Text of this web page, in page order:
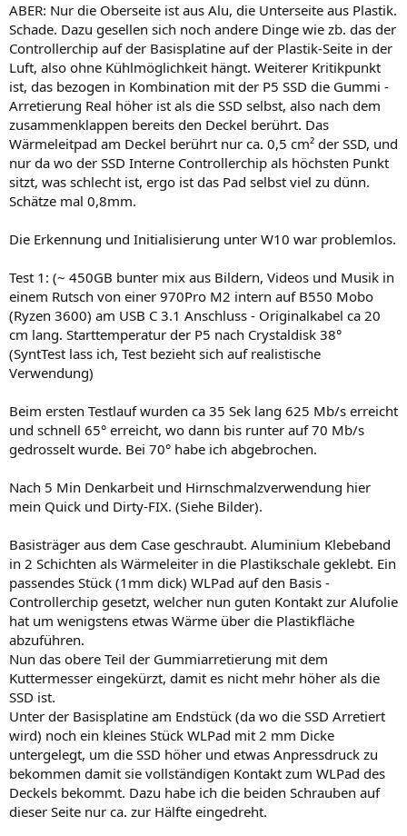
ABER: Nur die Oberseite ist aus Alu, die Unterseite aus Plastik.
Schade. Dazu gesellen sich noch andere Dinge wie zb. das der
Controllerchip auf der Basisplatine auf der Plastik-Seite in der
Luft, also ohne Kühlmöglichkeit hängt. Weiterer Kritikpunkt
ist, das bezogen in Kombination mit der P5 SSD die Gummi -
Arretierung Real höher ist als die SSD selbst, also nach dem
zusammenklappen bereits den Deckel berührt. Das
Wärmeleitpad am Deckel berührt nur ca. 0,5 cm² der SSD, und
nur da wo der SSD Interne Controllerchip als höchsten Punkt
sitzt, was schlecht ist, ergo ist das Pad selbst viel zu dünn.
Schätze mal 0,8mm.
Die Erkennung und Initialisierung unter W10 war problemlos.
Test 1: (~ 450GB bunter mix aus Bildern, Videos und Musik in
einem Rutsch von einer 970Pro M2 intern auf B550 Mobo
(Ryzen 3600) am USB C 3.1 Anschluss - Originalkabel ca 20
cm lang. Starttemperatur der P5 nach Crystaldisk 38°
(SyntTest lass ich, Test bezieht sich auf realistische
Verwendung)
Beim ersten Testlauf wurden ca 35 Sek lang 625 Mb/s erreicht
und schnell 65° erreicht, wo dann bis runter auf 70 Mb/s
gedrosselt wurde. Bei 70° habe ich abgebrochen.
Nach 5 Min Denkarbeit und Hirnschmalzverwendung hier
mein Quick und Dirty-FIX. (Siehe Bilder).
Basisträger aus dem Case geschraubt. Aluminium Klebeband
in 2 Schichten als Wärmeleiter in die Plastikschale geklebt. Ein
passendes Stück (1mm dick) WLPad auf den Basis -
Controllerchip gesetzt, welcher nun guten Kontakt zur Alufolie
hat um wenigstens etwas Wärme über die Plastikfläche
abzuführen.
Nun das obere Teil der Gummiarretierung mit dem
Kuttermesser eingekürzt, damit es nicht mehr höher als die
SSD ist.
Unter der Basisplatine am Endstück (da wo die SSD Arretiert
wird) noch ein kleines Stück WLPad mit 2 mm Dicke
untergelegt, um die SSD höher und etwas Anpressdruck zu
bekommen damit sie vollständigen Kontakt zum WLPad des
Deckels bekommt. Dazu habe ich die beiden Schrauben auf
dieser Seite nur ca. zur Hälfte eingedreht.